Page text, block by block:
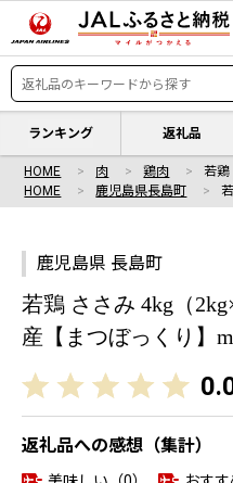
ランキング 返礼品
HOME 肉 鶏肉 若鶏
HOME
鹿児島県長島町
鹿児島県 長島町
若鶏 ささみ 4kg（
産【まつぼっくり】
返礼品への感想（集計）